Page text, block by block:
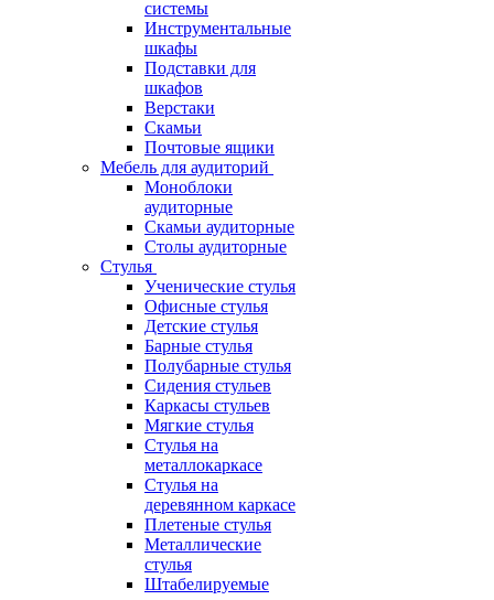
системы
Инструментальные
шкафы
Подставки для
шкафов
Верстаки
Скамьи
Почтовые ящики
Мебель для аудиторий
Моноблоки
аудиторные
Скамьи аудиторные
Столы аудиторные
Стулья
Ученические стулья
Офисные стулья
Детские стулья
Барные стулья
Полубарные стулья
Сидения стульев
Каркасы стульев
Мягкие стулья
Стулья на
металлокаркасе
Стулья на
деревянном каркасе
Плетеные стулья
Металлические
стулья
Штабелируемые